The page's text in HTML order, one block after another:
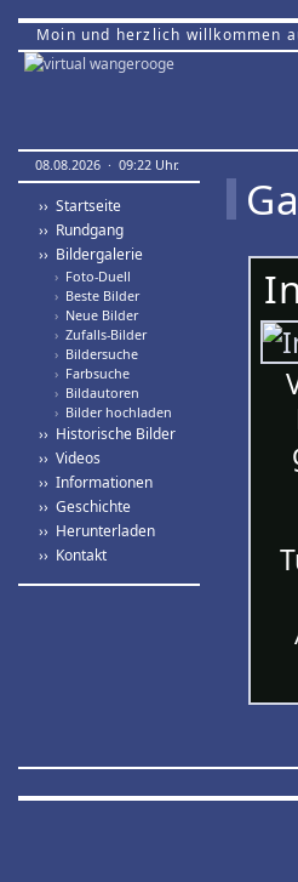
Moin und herzlich willkommen
08.08.2026 · 09:22 Uhr.
›› Startseite
›› Rundgang
›› Bildergalerie
› Foto-Duell
› Beste Bilder
› Neue Bilder
› Zufalls-Bilder
› Bildersuche
› Farbsuche
› Bildautoren
› Bilder hochladen
›› Historische Bilder
›› Videos
›› Informationen
›› Geschichte
›› Herunterladen
›› Kontakt